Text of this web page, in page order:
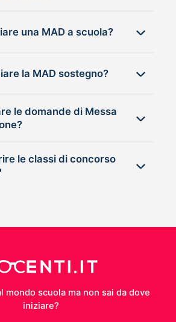
Chi può inviare una MAD a scuola?
la MAD sostegno?
le domande di Messa
classi di concorso
mondo scuola ma non sai da dove
iniziare?